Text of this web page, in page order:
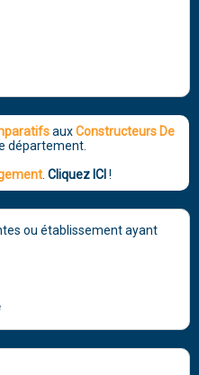
auxConstructeurs De
département.
Cliquez ICI !
ou établissement ayant